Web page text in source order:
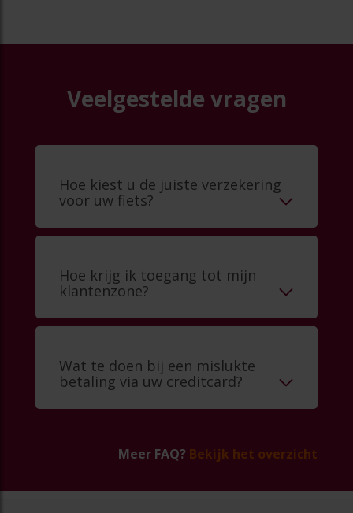
Veelgestelde vragen
Hoe kiest u de juiste verzekering
voor uw fiets?
Hoe krijg ik toegang tot mijn
klantenzone?
Wat te doen bij een mislukte
betaling via uw creditcard?
Meer FAQ? Bekijk het overzicht